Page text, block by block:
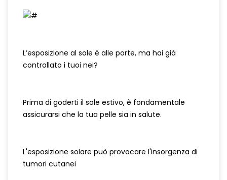
L’esposizione al sole è alle porte, ma hai già
controllato i tuoi nei?
Prima di goderti il sole estivo, è fondamentale
assicurarsi che la tua pelle sia in salute.
L'esposizione solare può provocare l'insorgenza di
tumori cutanei